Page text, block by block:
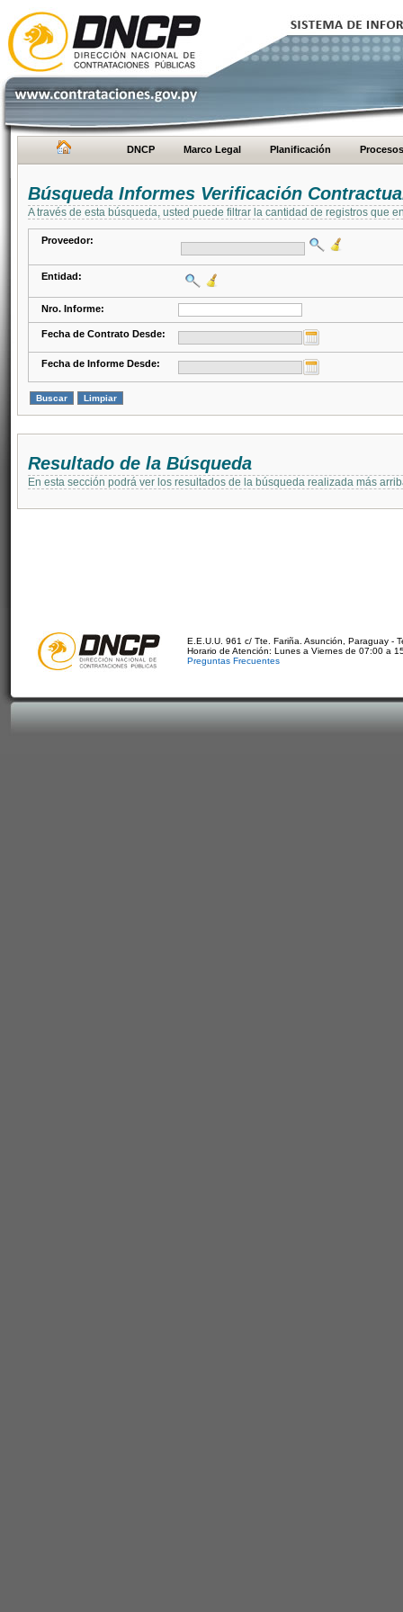
DNCP Marco Legal Planificación Procesos
Búsqueda Informes Verificación
A través de esta búsqueda, usted puede filtrar la cantidad de registros que
Proveedor:
Entidad:
Nro. Informe:
Fecha de Contrato Desde:
Fecha de Informe Desde:
Resultado de la Búsqueda
En esta sección podrá ver los resultados de la búsqueda realizada más
E.E.U.U. 961 c/ Tte. Fariña. Asunción, Paraguay -
Horario de Atención: Lunes a Viernes de 07:00 a
Preguntas Frecuentes